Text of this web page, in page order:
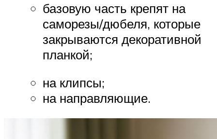
базовую часть крепят на
саморезы/дюбеля, которые
закрываются декоративной
планкой;
на клипсы;
на направляющие.